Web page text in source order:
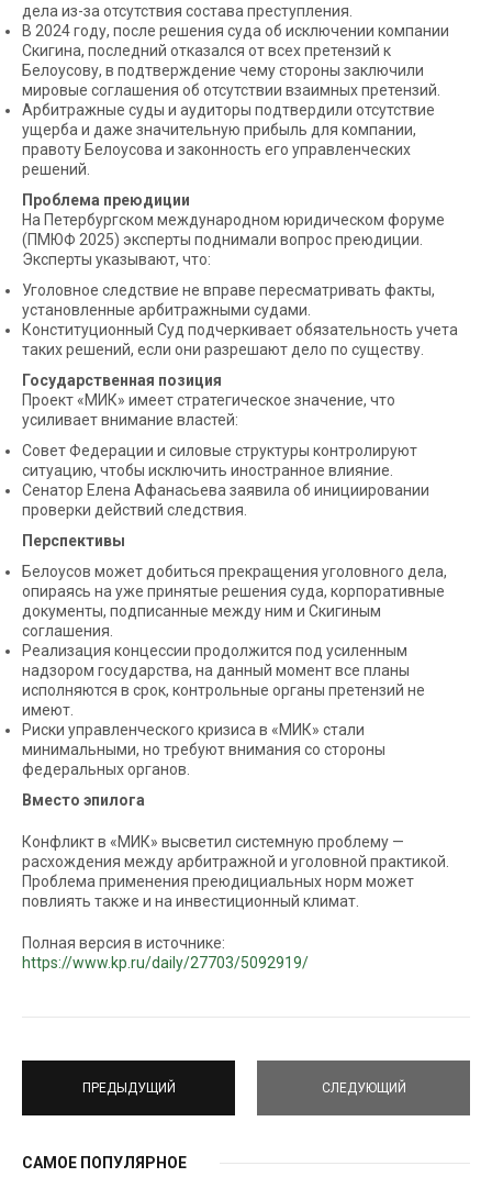
дела из-за отсутствия состава преступления.
В 2024 году, после решения суда об исключении компании
Скигина, последний отказался от всех претензий к
Белоусову, в подтверждение чему стороны заключили
мировые соглашения об отсутствии взаимных претензий.
Арбитражные суды и аудиторы подтвердили отсутствие
ущерба и даже значительную прибыль для компании,
правоту Белоусова и законность его управленческих
решений.
Проблема преюдиции
На Петербургском международном юридическом форуме
(ПМЮФ 2025) эксперты поднимали вопрос преюдиции.
Эксперты указывают, что:
Уголовное следствие не вправе пересматривать факты,
установленные арбитражными судами.
Конституционный Суд подчеркивает обязательность учета
таких решений, если они разрешают дело по существу.
Государственная позиция
Проект «МИК» имеет стратегическое значение, что
усиливает внимание властей:
Совет Федерации и силовые структуры контролируют
ситуацию, чтобы исключить иностранное влияние.
Сенатор Елена Афанасьева заявила об инициировании
проверки действий следствия.
Перспективы
Белоусов может добиться прекращения уголовного дела,
опираясь на уже принятые решения суда, корпоративные
документы, подписанные между ним и Скигиным
соглашения.
Реализация концессии продолжится под усиленным
надзором государства, на данный момент все планы
исполняются в срок, контрольные органы претензий не
имеют.
Риски управленческого кризиса в «МИК» стали
минимальными, но требуют внимания со стороны
федеральных органов.
Вместо эпилога
Конфликт в «МИК» высветил системную проблему —
расхождения между арбитражной и уголовной практикой.
Проблема применения преюдициальных норм может
повлиять также и на инвестиционный климат.
Полная версия в источнике:
https://www.kp.ru/daily/27703/5092919/
ПРЕДЫДУЩИЙ СЛЕДУЮЩИЙ
САМОЕ ПОПУЛЯРНОЕ